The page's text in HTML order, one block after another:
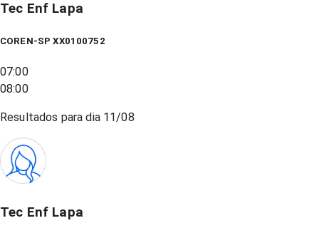
Tec Enf Lapa
COREN-SP XX0100752
07:00
08:00
Resultados para dia 11/08
Tec Enf Lapa